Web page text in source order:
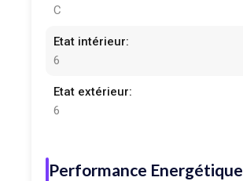
C
Etat intérieur:
6
Etat extérieur:
6
Performance Energétique